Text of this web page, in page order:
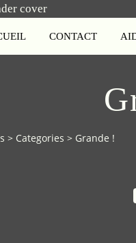
CONTACT
> Categories > Grande !